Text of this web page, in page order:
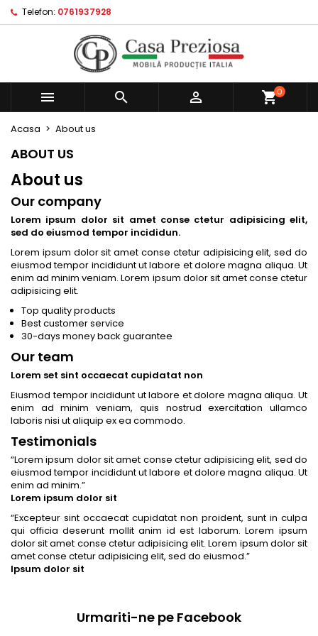
Telefon: 0761937928
   0
Acasa About us
ABOUT US
About us
Our company
Lorem ipsum dolor sit amet conse ctetur adipisicing elit,
sed do eiusmod tempor incididun.
Lorem ipsum dolor sit amet conse ctetur adipisicing elit, sed do
eiusmod tempor incididunt ut labore et dolore magna aliqua. Ut
enim ad minim veniam. Lorem ipsum dolor sit amet conse ctetur
adipisicing elit.
Top quality products
Best customer service
30-days money back guarantee
Our team
Lorem set sint occaecat cupidatat non
Eiusmod tempor incididunt ut labore et dolore magna aliqua. Ut
enim ad minim veniam, quis nostrud exercitation ullamco
laboris nisi ut aliquip ex ea commodo.
Testimonials
“Lorem ipsum dolor sit amet conse ctetur adipisicing elit, sed do
eiusmod tempor incididunt ut labore et dolore magna aliqua. Ut
enim ad minim.”
Lorem ipsum dolor sit
“Excepteur sint occaecat cupidatat non proident, sunt in culpa
qui officia deserunt mollit anim id est laborum. Lorem ipsum
dolor sit amet conse ctetur adipisicing elit. Lorem ipsum dolor sit
amet conse ctetur adipisicing elit, sed do eiusmod.”
Ipsum dolor sit
Urmariti-ne pe Facebook
My wishlists ×
Create new list
((modalTitle)) ×
((confirmMessage))
((modalDeleteText))
Creeaza o lista de dorinte ×
Numele listei de dorinte
Autentificare ×
Ai nevoie sa fii autentificat pentru a salva produsele
in lista de dorinte.